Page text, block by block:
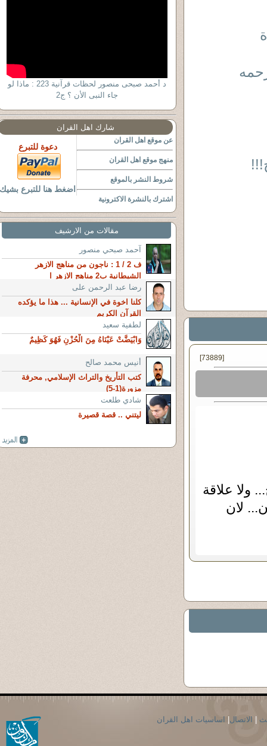
[73889]
ولا علاقة
لان
د أحمد صبحى منصور لحظات قرآنية 223 : ماذا لو
جاء النبى الأن ؟ ج2
شارك اهل القران
عن موقع اهل القران
منهج موقع اهل القران
شروط النشر بالموقع
اشترك بالنشرة الاكترونية
دعوة للتبرع
اضغط هنا للتبرع بشيك
مقالات من الارشيف
آحمد صبحي منصور
ف 2 / 1 : ناجون من مناهج الازهر
الشيطانية ب2 مناهج الازهر ا
رضا عبد الرحمن على
كلنا اخوة في الإنسانية ... هذا ما يؤكده
القرآن الكريم
لطفية سعيد
وَابْيَضَّتْ عَيْنَاهُ مِنَ الْحُزْنِ فَهُوَ كَظِيمٌ
أنيس محمد صالح
كتب التأريخ والتراث الإسلامي, محرفة
مزورة(1-5)
شادي طلعت
ليتني .. قصة قصيرة
الاتصال اساسيات اهل القران